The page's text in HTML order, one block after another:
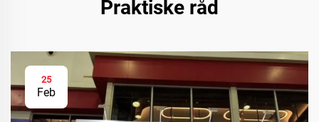
Praktiske råd
25
Feb